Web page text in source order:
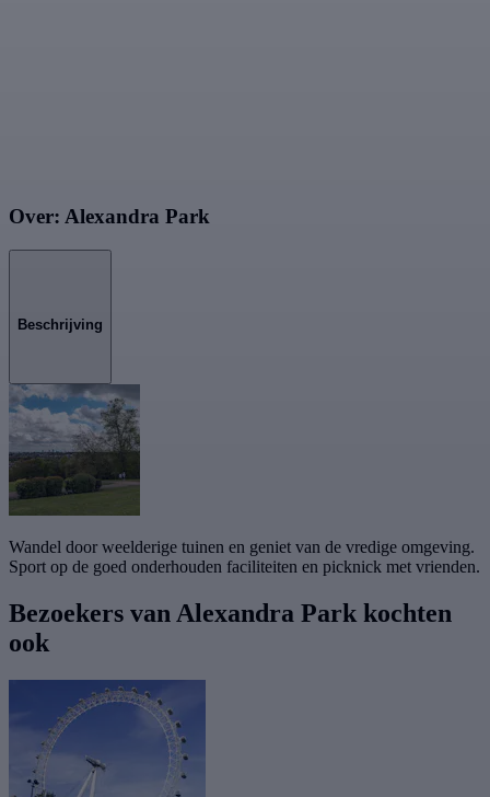
Over: Alexandra Park
Beschrijving
Wandel door weelderige tuinen en geniet van de vredige omgeving.
Sport op de goed onderhouden faciliteiten en picknick met vrienden.
Bezoekers van Alexandra Park kochten
ook